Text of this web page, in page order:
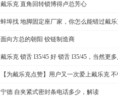
戴乐克 直角回转锁博得卢总芳心
蚌埠找 地脚固定座厂家，你怎么能错过戴
面向方总的朝阳 铰链制造商
戴乐克 锁舌 l35/45 好 锁舌 l35/45，当然更
【为戴乐克点赞】用户又一次爱上戴乐克
宁德 自夹紧式密封条电话多少，解读